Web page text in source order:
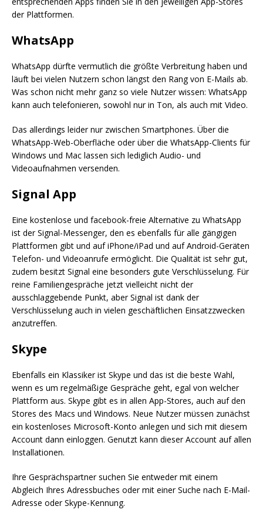
der Plattformen.
WhatsApp
WhatsApp dürfte vermutlich die größte Verbreitung haben und
läuft bei vielen Nutzern schon längst den Rang von E-Mails ab.
Was schon nicht mehr ganz so viele Nutzer wissen: WhatsApp
kann auch telefonieren, sowohl nur in Ton, als auch mit Video.
Das allerdings leider nur zwischen Smartphones. Über die
WhatsApp-Web-Oberfläche oder über die WhatsApp-Clients für
Windows und Mac lassen sich lediglich Audio- und
Videoaufnahmen versenden.
Signal App
Eine kostenlose und facebook-freie Alternative zu WhatsApp
ist der Signal-Messenger, den es ebenfalls für alle gängigen
Plattformen gibt und auf iPhone/iPad und auf Android-Geräten
Telefon- und Videoanrufe ermöglicht. Die Qualität ist sehr gut,
zudem besitzt Signal eine besonders gute Verschlüsselung. Für
reine Familiengespräche jetzt vielleicht nicht der
ausschlaggebende Punkt, aber Signal ist dank der
Verschlüsselung auch in vielen geschäftlichen Einsatzzwecken
anzutreffen.
Skype
Ebenfalls ein Klassiker ist Skype und das ist die beste Wahl,
wenn es um regelmäßige Gespräche geht, egal von welcher
Plattform aus. Skype gibt es in allen App-Stores, auch auf den
Stores des Macs und Windows. Neue Nutzer müssen zunächst
ein kostenloses Microsoft-Konto anlegen und sich mit diesem
Account dann einloggen. Genutzt kann dieser Account auf allen
Installationen.
Ihre Gesprächspartner suchen Sie entweder mit einem
Abgleich Ihres Adressbuches oder mit einer Suche nach E-Mail-
Adresse oder Skype-Kennung.